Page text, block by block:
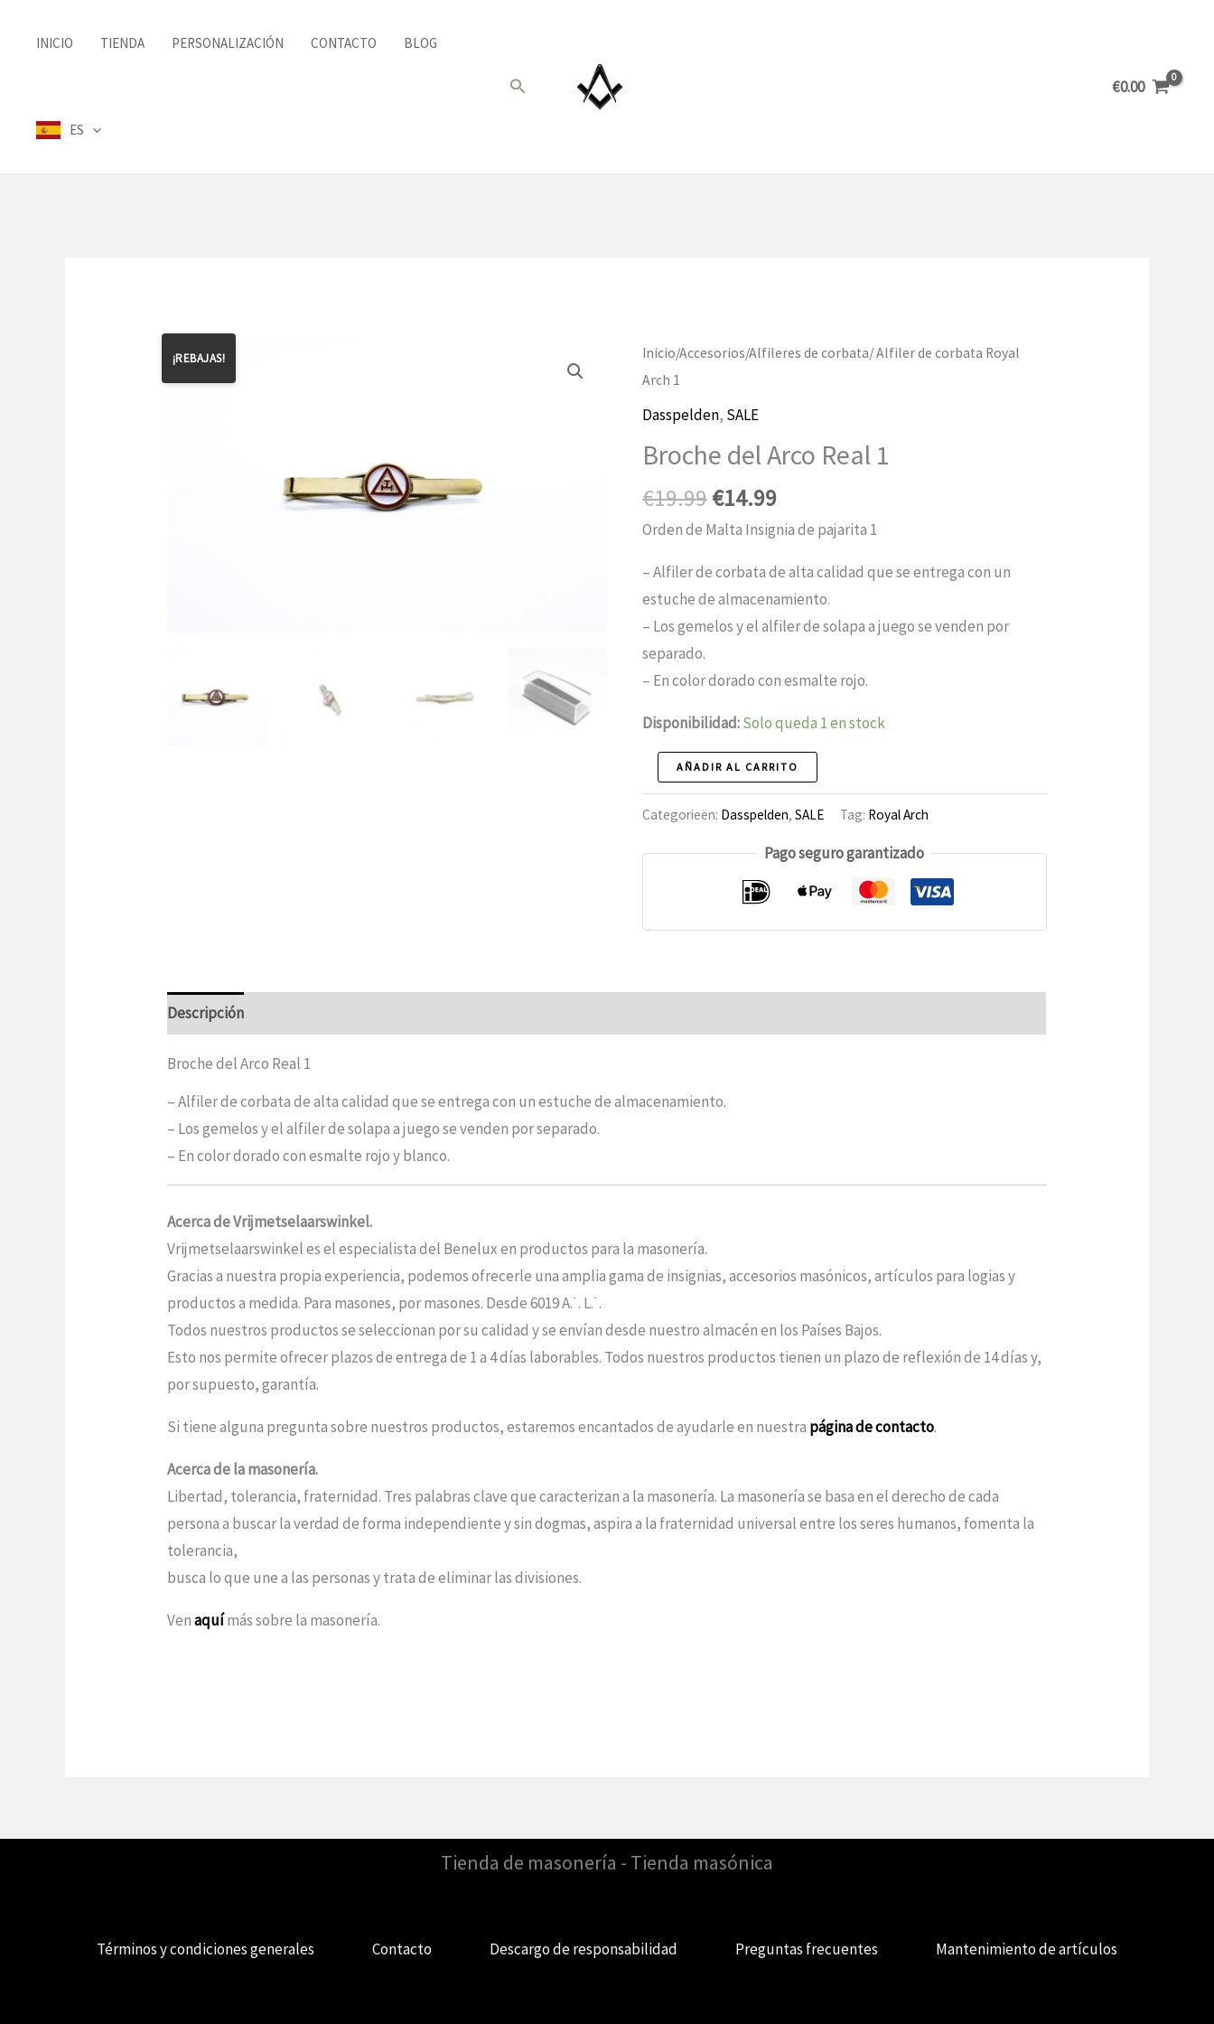
INICIO TIENDA PERSONALIZACIÓN CONTACTO BLOG
ES
Buscar €0.00
¡REBAJAS! Inicio/Accesorios/Alfileres de corbata/ Alfiler de corbata Royal
Arch 1
Dasspelden, SALE
Broche del Arco Real 1
€19.99El
precio
era:
19,99
€.
€14.99El
precio
es:
14,99
€.
Orden de Malta Insignia de pajarita 1
– Alfiler de corbata de alta calidad que se entrega con un
estuche de almacenamiento.
– Los gemelos y el alfiler de solapa a juego se venden por
separado.
– En color dorado con esmalte rojo.
Disponibilidad:Solo queda 1 en stock
Royal
Arch
Dasspeld
AÑADIR AL CARRITO
Categorieën: Dasspelden, SALE Tag: Royal Arch
Pago seguro garantizado
Descripción
Broche del Arco Real 1
– Alfiler de corbata de alta calidad que se entrega con un estuche de almacenamiento.
– Los gemelos y el alfiler de solapa a juego se venden por separado.
– En color dorado con esmalte rojo y blanco.
Acerca de Vrijmetselaarswinkel.
Vrijmetselaarswinkel es el especialista del Benelux en productos para la masonería.
Gracias a nuestra propia experiencia, podemos ofrecerle una amplia gama de insignias, accesorios masónicos, artículos para logias y
productos a medida. Para masones, por masones. Desde 6019 A.˙. L.˙.
Todos nuestros productos se seleccionan por su calidad y se envían desde nuestro almacén en los Países Bajos.
Esto nos permite ofrecer plazos de entrega de 1 a 4 días laborables. Todos nuestros productos tienen un plazo de reflexión de 14 días y,
por supuesto, garantía.
Si tiene alguna pregunta sobre nuestros productos, estaremos encantados de ayudarle en nuestra página de contacto.
Acerca de la masonería.
Libertad, tolerancia, fraternidad. Tres palabras clave que caracterizan a la masonería. La masonería se basa en el derecho de cada
persona a buscar la verdad de forma independiente y sin dogmas, aspira a la fraternidad universal entre los seres humanos, fomenta la
tolerancia,
busca lo que une a las personas y trata de eliminar las divisiones.
Venaquímás sobre la masonería.
Tienda de masonería - Tienda masónica
Términos y condiciones generales Contacto Descargo de responsabilidad Preguntas frecuentes Mantenimiento de artículos